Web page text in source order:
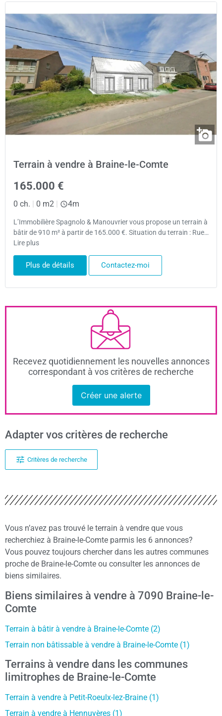
Terrain à vendre à Braine-le-Comte
165.000 €
0 ch. | 0 m2 | 4m
L’Immobilière Spagnolo & Manouvrier vous propose un terrain à
bâtir de 910 m² à partir de 165.000 €. Situation du terrain : Rue…
Lire plus
Plus de détails Contactez-moi
Recevez quotidiennement les nouvelles annonces
correspondant à vos critères de recherche
Créer une alerte
Adapter vos critères de recherche
Critères de recherche
Vous n’avez pas trouvé le terrain à vendre que vous
recherchiez à Braine-le-Comte parmis les 6 annonces?
Vous pouvez toujours chercher dans les autres communes
proche de Braine-le-Comte ou consulter les annonces de
biens similaires.
Biens similaires à vendre à 7090 Braine-le-
Comte
Terrain à bâtir à vendre à Braine-le-Comte (2)
Terrain non bâtissable à vendre à Braine-le-Comte (1)
Terrains à vendre dans les communes
limitrophes de Braine-le-Comte
Terrain à vendre à Petit-Roeulx-lez-Braine (1)
Terrain à vendre à Hennuyères (1)